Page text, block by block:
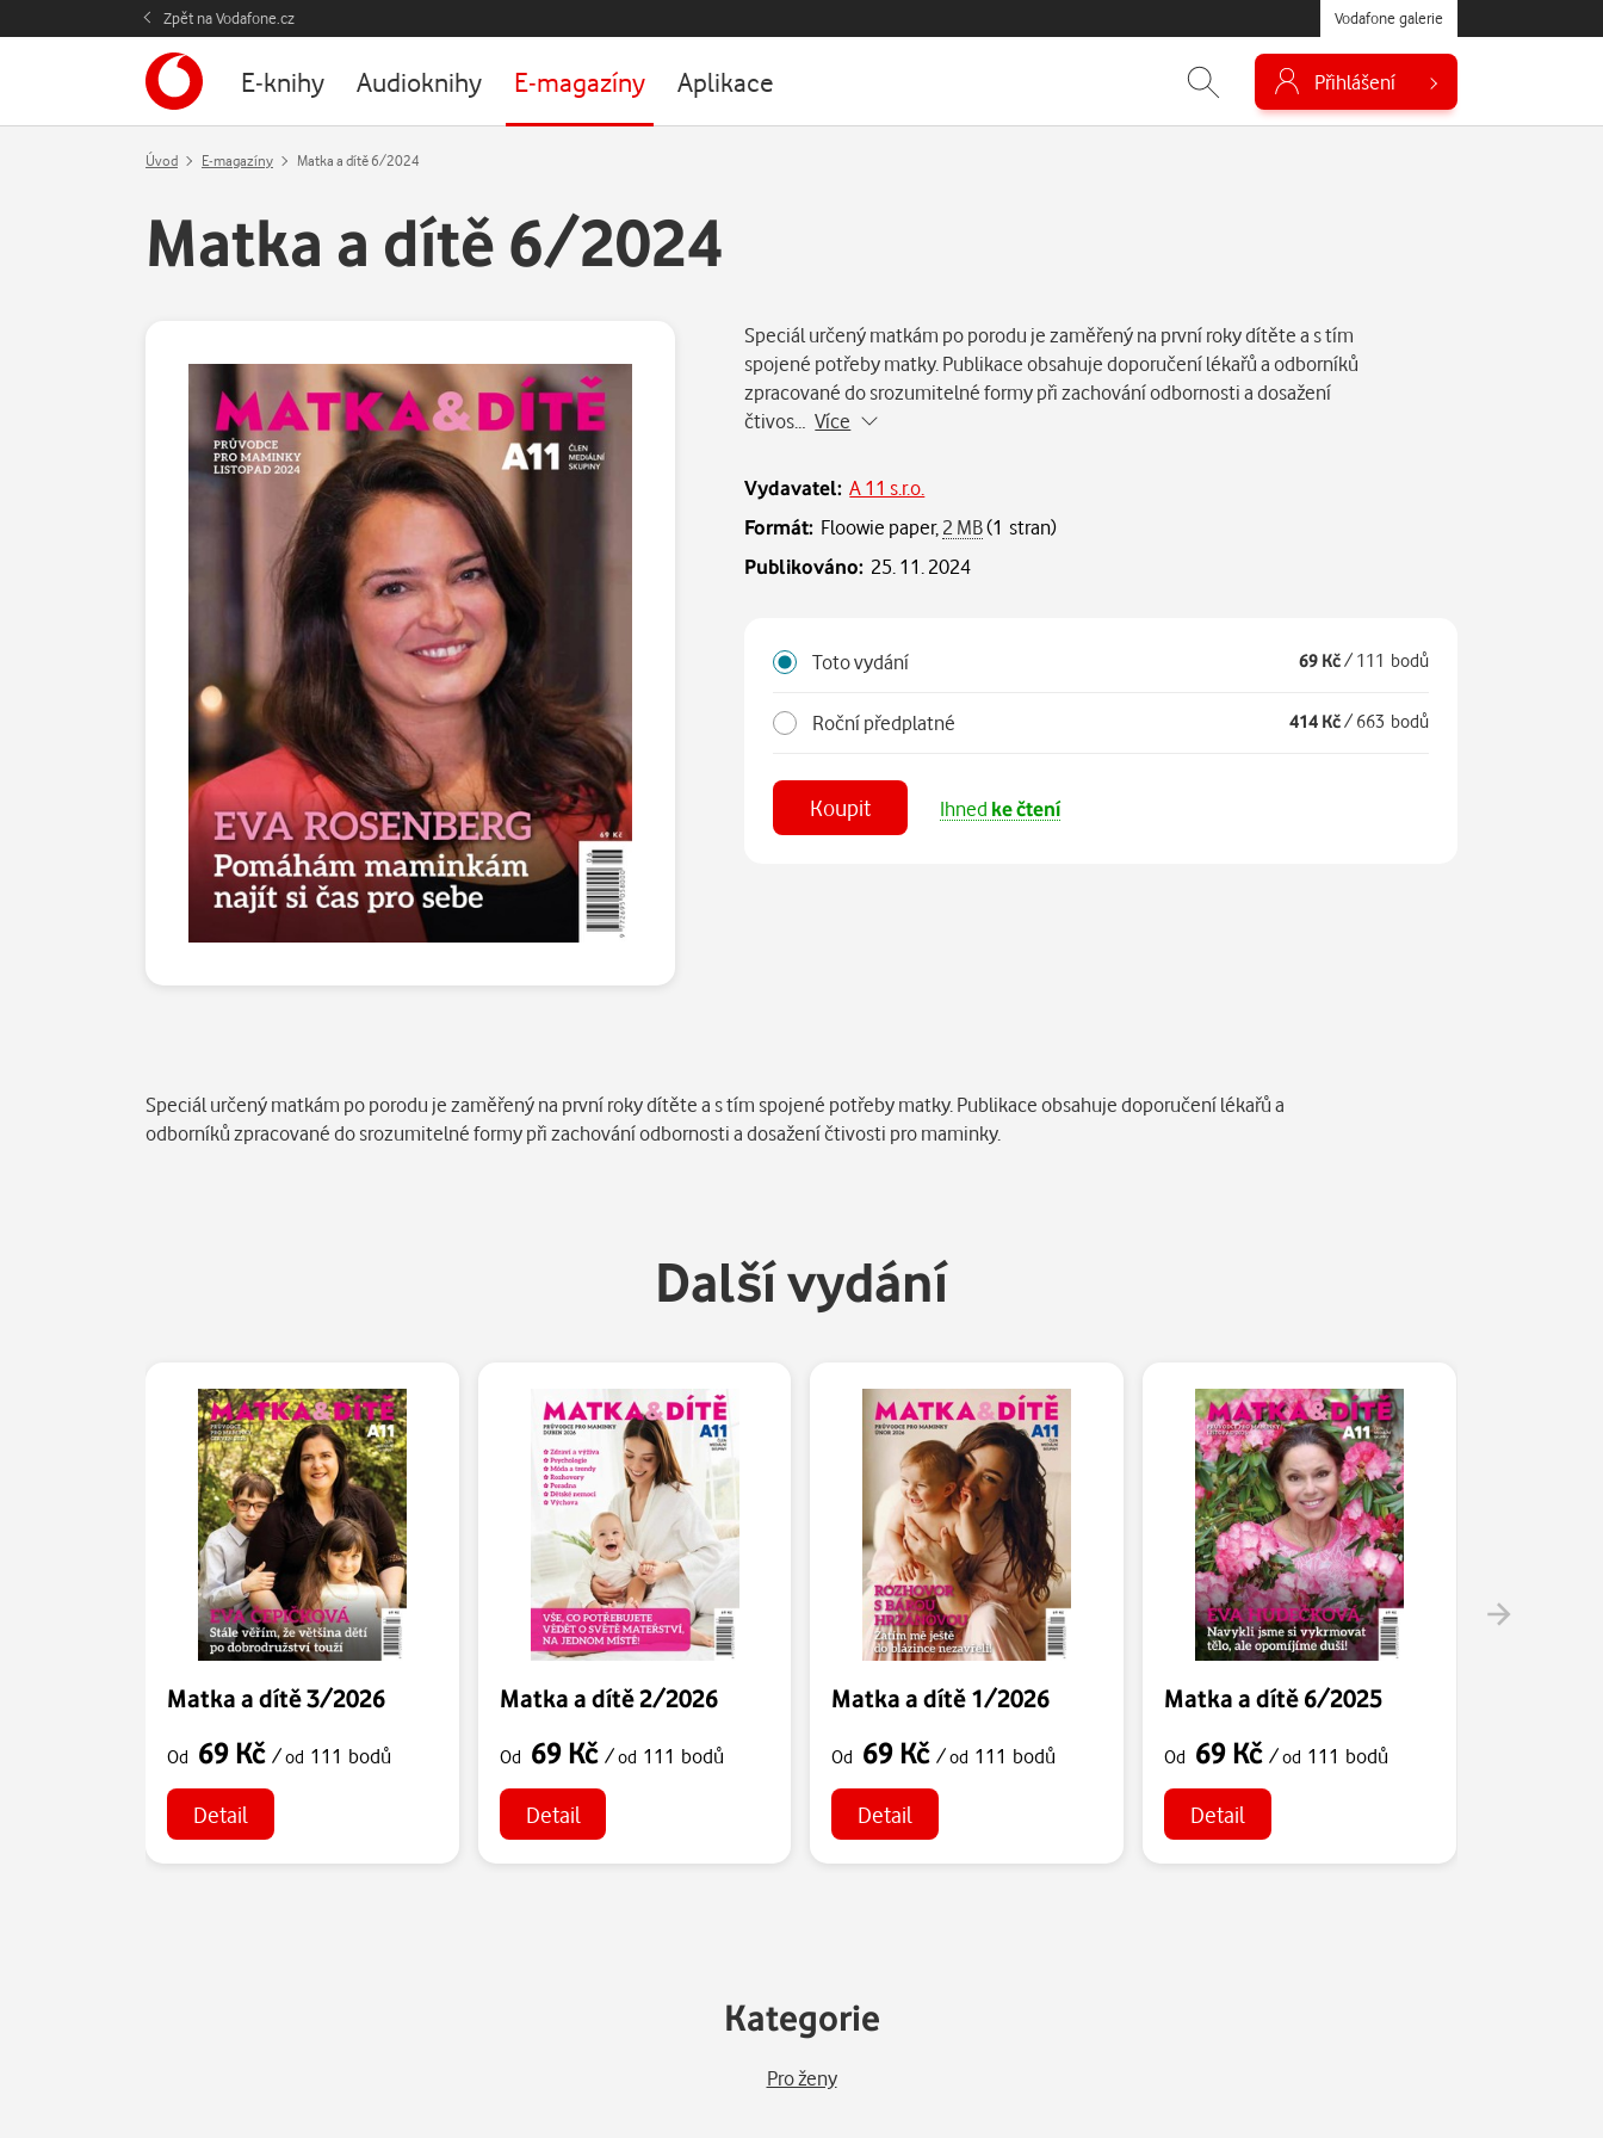
Zpět na Vodafone.cz Vodafone galerie
E-knihy Audioknihy E-magazíny Aplikace Přihlášení
Úvod E-magazíny Matka a dítě 6/2024
Matka a dítě 6/2024
Speciál určený matkám po porodu je zaměřený na první roky dítěte a s tím
spojené potřeby matky. Publikace obsahuje doporučení lékařů a odborníků
zpracované do srozumitelné formy při zachování odbornosti a dosažení
čtivos…Více
Vydavatel: A 11 s.r.o.
Formát: Floowie paper, 2 MB(1 stran)
Publikováno: 25. 11. 2024
Toto vydání 69 Kč/ 111 bodů
Roční předplatné 414 Kč/ 663 bodů
Koupit Ihned ke čtení
Speciál určený matkám po porodu je zaměřený na první roky dítěte a s tím spojené potřeby matky. Publikace obsahuje doporučení lékařů a
odborníků zpracované do srozumitelné formy při zachování odbornosti a dosažení čtivosti pro maminky.
Další vydání
Matka a dítě 3/2026
Od 69 Kč /od 111 bodů
Detail
Matka a dítě 2/2026
Od 69 Kč /od 111 bodů
Detail
Matka a dítě 1/2026
Od 69 Kč/od 111 bodů
Detail
Matka a dítě 6/2025
Od 69 Kč/od 111 bodů
Detail
Kategorie
Pro ženy